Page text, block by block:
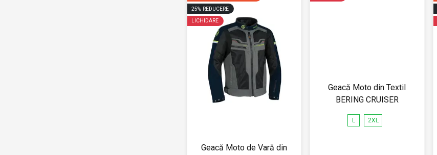
25% REDUCERE
LICHIDARE
Geacă Moto de Vară din
Geacă Moto din Textil
BERING CRUISER
L 2XL